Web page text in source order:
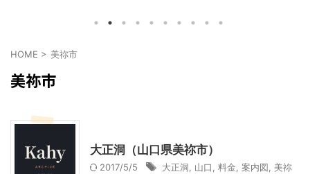
HOME > 美祢市
美祢市
大正洞（山口県美祢市）
2017/5/5 大正洞 山口 料金 案内図
美祢